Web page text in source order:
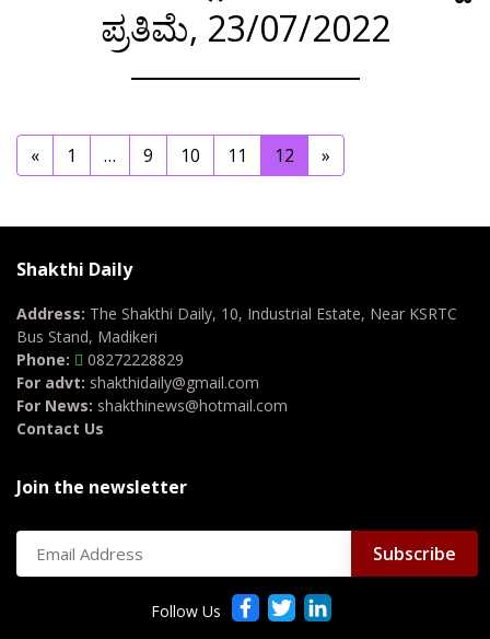
ಪ್ರತಿಮೆ, 23/07/2022
« 1 … 9 10 11 12 »
Shakthi Daily
Address: The Shakthi Daily, 10, Industrial Estate, Near KSRTC
Bus Stand, Madikeri
Phone:
08272228829
For advt: shakthidaily@gmail.com
For News: shakthinews@hotmail.com
Contact Us
Join the newsletter
Follow Us